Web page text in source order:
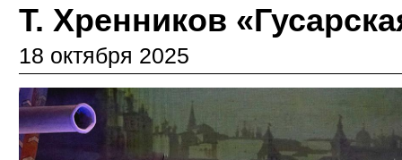
Т. Хренников
18 октября 2025